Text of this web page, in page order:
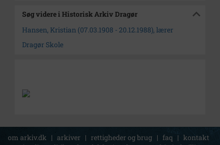
Søg videre i Historisk Arkiv Dragør
Hansen, Kristian (07.03.1908 - 20.12.1988), lærer
Dragør Skole
om arkiv.dk | arkiver | rettigheder og brug | faq | kontakt